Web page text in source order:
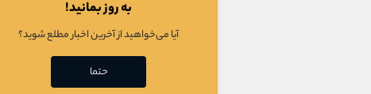
به روز بمانید!
آیا می‌خواهید از آخرین اخبار مطلع شوید؟
حتما